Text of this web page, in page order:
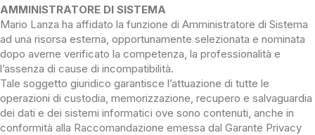
AMMINISTRATORE DI SISTEMA
Mario Lanza ha affidato la funzione di Amministratore di Sistema
ad una risorsa esterna, opportunamente selezionata e nominata
dopo averne verificato la competenza, la professionalità e
l’assenza di cause di incompatibilità.
Tale soggetto giuridico garantisce l’attuazione di tutte le
operazioni di custodia, memorizzazione, recupero e salvaguardia
dei dati e dei sistemi informatici ove sono contenuti, anche in
conformità alla Raccomandazione emessa dal Garante Privacy